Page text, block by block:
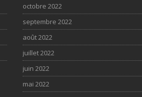
octobre 2022
septembre 2022
août 2022
juillet 2022
juin 2022
mai 2022